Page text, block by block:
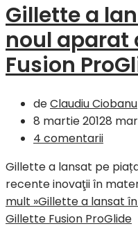
Gillette a
noul aparat
Fusion
deClaudiu Ciobanu
8 martie 20128
4 comentarii
Gillette a lansat pe
recente inovaţii în
mult »Gillette a lansat
Gillette Fusion ProGlide